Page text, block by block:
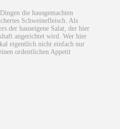
die hausgemachten
Schweinefleisch. Als
der hauseigene Salat, der hier
angerichtet wird. Wer hier
eigentlich nicht einfach nur
ordentlichen Appetit